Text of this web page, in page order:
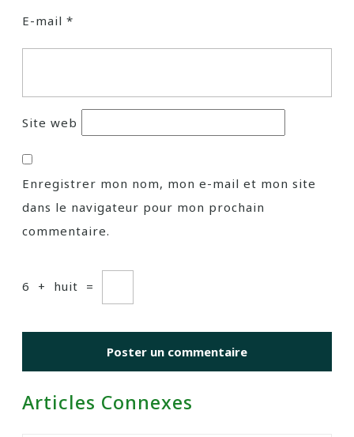
E-mail *
Site web
Enregistrer mon nom, mon e-mail et mon site
dans le navigateur pour mon prochain
commentaire.
6 + huit =
Articles Connexes